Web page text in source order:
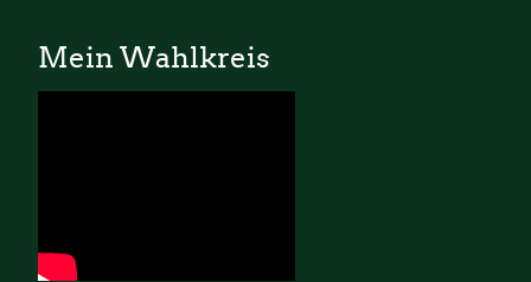
Mein Wahlkreis